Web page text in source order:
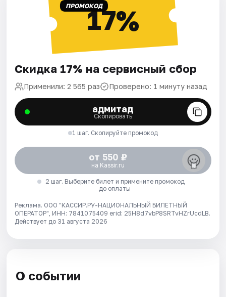
ПРОМОКОД17%
Скидка 17% на сервисный сбор
Применили: 2 565 раз Проверено: 1 минуту назад
адмитад
Скопировать
1 шаг. Скопируйте промокод
от 550 ₽
на Kassir.ru
2 шаг. Выберите билет и примените промокод
до оплаты
Реклама. ООО "КАССИР.РУ-НАЦИОНАЛЬНЫЙ БИЛЕТНЫЙ
ОПЕРАТОР", ИНН: 7841075409 erid: 25H8d7vbP8SRTvHZrUcdLB.
Действует до 31 августа 2026
О событии